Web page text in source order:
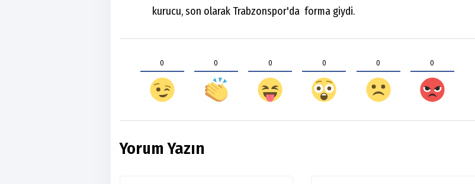
kurucu, son olarak Trabzonspor'da forma giydi.
0 0 0 0 0 0
Yorum Yazın